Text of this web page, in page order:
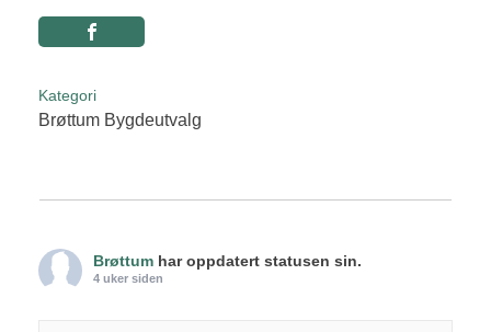
Kategori
Brøttum Bygdeutvalg
Brøttum har oppdatert statusen sin.
4 uker siden